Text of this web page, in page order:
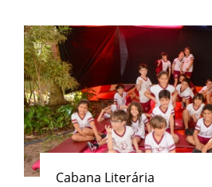
Cabana Literária